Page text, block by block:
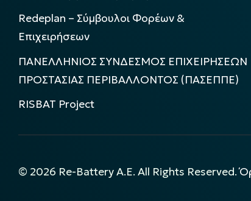
Redeplan – Σύμβουλοι Φορέων &
Επιχειρήσεων
ΠΑΝΕΛΛΗΝΙΟΣ ΣΥΝΔΕΣΜΟΣ ΕΠΙΧΕΙΡΗΣΕΩΝ
ΠΡΟΣΤΑΣΙΑΣ ΠΕΡΙΒΑΛΛΟΝΤΟΣ (ΠΑΣΕΠΠΕ)
RISBAT Project
© 2026 Re-Battery A.E. All Rights Reserved.